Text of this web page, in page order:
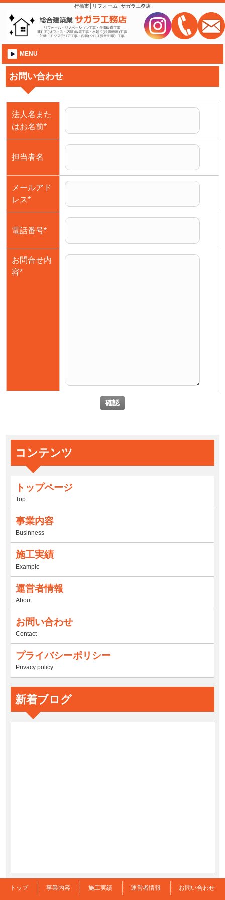
行橋市│リフォーム│サガラ工務店
MENU
お問い合わせ
法人名また
はお名前*
担当者名
メールアド
レス*
電話番号*
お問合せ内
容*
コンテンツ
トップページ
Top
事業内容
Businness
施工実績
Example
運営者情報
About
お問い合わせ
Contact
プライバシーポリシー
Privacy policy
新着ブログ
トップ 事業内容 施工実績 運営者情報 お問い合わせ